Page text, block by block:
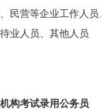
民营等企业工作人
业人员、其他人员
构考试录用公务员